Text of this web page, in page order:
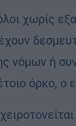
χωρίς
νόμων ή
όρκο, ο